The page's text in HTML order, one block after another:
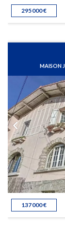
295 000 €
MAISON
137 000 €